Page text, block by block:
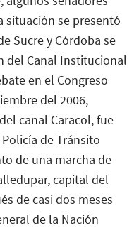
situación se presentó
Sucre y Córdoba se
del Canal Institucional
en el Congreso
del 2006,
canal Caracol, fue
de Tránsito
de una marcha de
capital del
de casi dos meses
de la Nación